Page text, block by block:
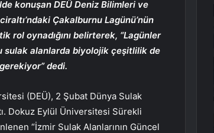
konuşan DEÜ Deniz Bilimleri ve
Çakalburnu Lagünü’nün
rol oynadığını belirterek, “Lagünler
sulak alanlarda biyolojik çeşitlilik de
dedi.
(DEÜ), 2 Şubat Dünya Sulak
Dokuz Eylül Üniversitesi Sürekli
“İzmir Sulak Alanlarının Güncel